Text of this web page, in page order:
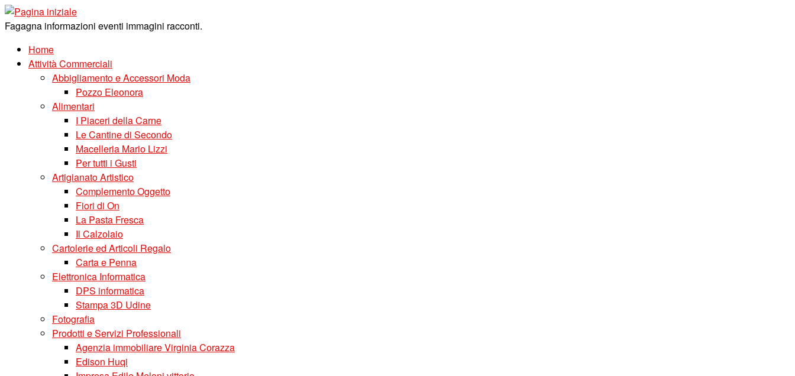
Skip
to
Fagagna informazioni eventi immagini racconti.
Home
Attività Commerciali
Abbigliamento e Accessori Moda
Pozzo Eleonora
Alimentari
I Piaceri della Carne
Le Cantine di Secondo
Macelleria Mario Lizzi
Per tutti i Gusti
Artigianato Artistico
Complemento Oggetto
Fiori di On
La Pasta Fresca
Il Calzolaio
Cartolerie ed Articoli Regalo
Carta e Penna
Elettronica Informatica
DPS informatica
Stampa 3D Udine
Fotografia
Prodotti e Servizi Professionali
Agenzia immobiliare Virginia Corazza
Edison Huqi